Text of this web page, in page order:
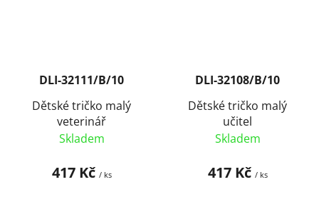
DLI-32111/B/10
Dětské tričko malý
veterinář
Skladem
417 Kč / ks
DLI-32108/B/10
Dětské tričko malý
učitel
Skladem
417 Kč / ks